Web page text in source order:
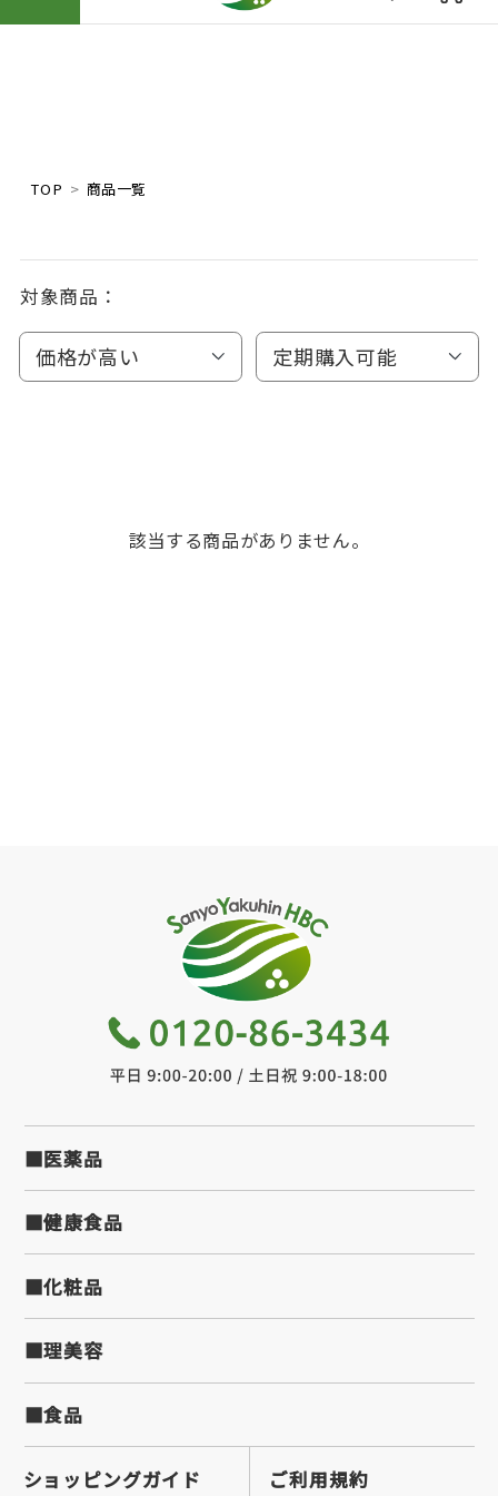
TOP 商品一覧
対象商品：
価格が高い 定期購入可能
該当する商品がありません。
■医薬品
■健康食品
■化粧品
■理美容
■食品
ショッピングガイド ご利用規約